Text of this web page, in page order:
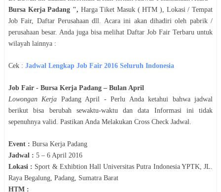
Bursa Kerja Padang ", Harga Tiket Masuk ( HTM ), Lokasi / Tempat
Job Fair, Daftar Perusahaan dll. Acara ini akan dihadiri oleh pabrik /
perusahaan besar. Anda juga bisa melihat Daftar Job Fair Terbaru untuk
wilayah lainnya :
Cek : Jadwal Lengkap Job Fair 2016 Seluruh Indonesia
Job Fair - Bursa Kerja Padang – Bulan April
Lowongan Kerja Padang April
- Perlu Anda ketahui bahwa jadwal
berikut bisa berubah sewaktu-waktu dan data Informasi ini tidak
sepenuhnya valid. Pastikan Anda Melakukan Cross Check Jadwal.
Event : Bursa Kerja Padang
Jadwal : 5 – 6 April 2016
Lokasi : Sport & Exhibtion Hall Universitas Putra Indonesia YPTK, JL.
Raya Begalung, Padang, Sumatra Barat
HTM :